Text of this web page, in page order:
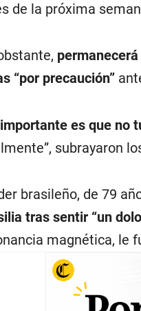
de la próxima
“por precaución”
es que no
subrayaron
brasileño, de 79
tras sentir “un
magnética, le